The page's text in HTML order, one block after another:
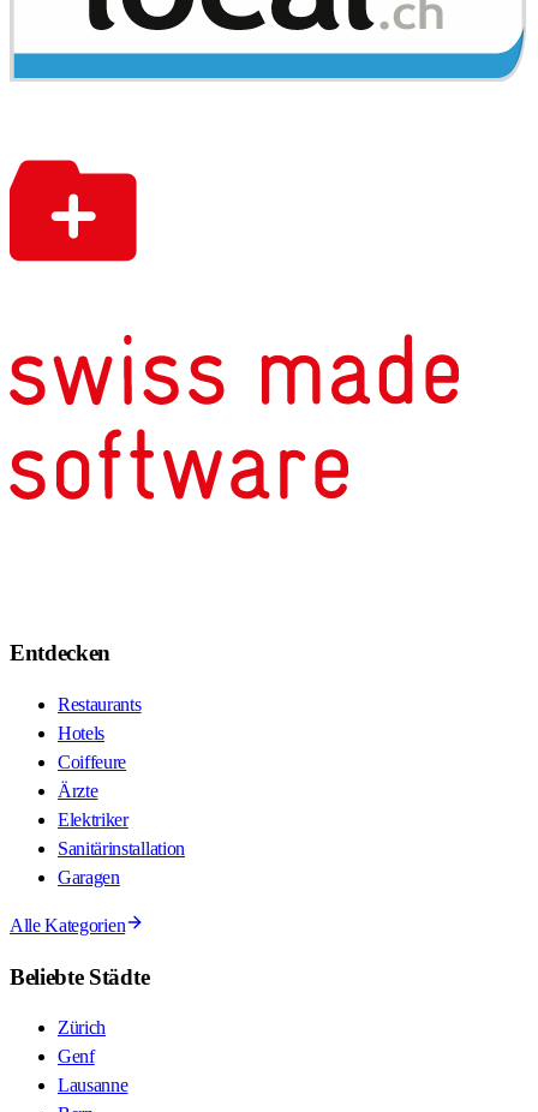
Entdecken
Restaurants
Hotels
Coiffeure
Ärzte
Elektriker
Sanitärinstallation
Garagen
Alle Kategorien
Beliebte Städte
Zürich
Genf
Lausanne